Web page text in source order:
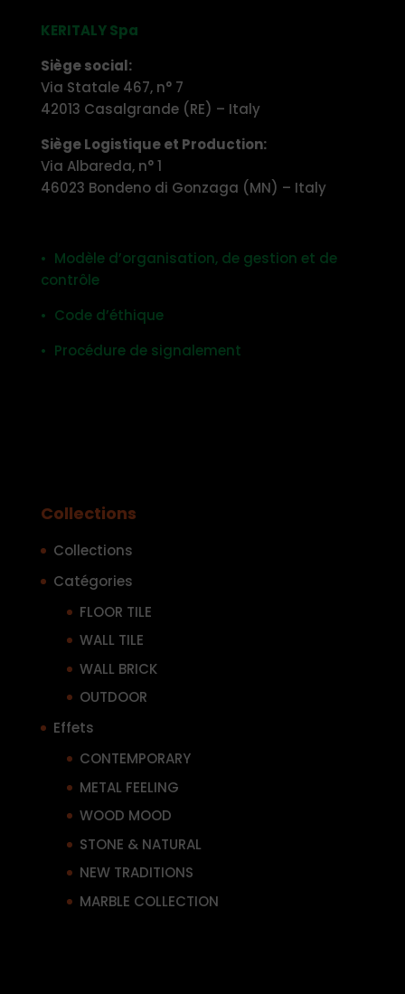
KERITALY Spa
Siège social:
Via Statale 467, n° 7
42013 Casalgrande (RE) – Italy
Siège Logistique et Production:
Via Albareda, n° 1
46023 Bondeno di Gonzaga (MN) – Italy
• Modèle d’organisation, de gestion et de
contrôle
• Code d’éthique
• Procédure de signalement
Collections
Collections
Catégories
FLOOR TILE
WALL TILE
WALL BRICK
OUTDOOR
Effets
CONTEMPORARY
METAL FEELING
WOOD MOOD
STONE & NATURAL
NEW TRADITIONS
MARBLE COLLECTION